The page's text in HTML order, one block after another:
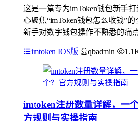
这是一篇专为imToken钱包新手
心聚焦“imToken钱包怎么收钱”
新手对数字钱包操作不熟悉的痛
imtoken IOS版 qbadmin
imtoken注册数量详解，一
方规则与实操指南